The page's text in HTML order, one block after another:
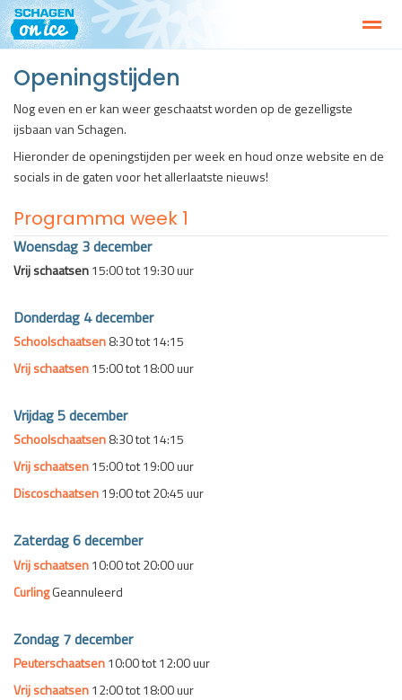
Welkom bij Schagen on Ice!
Openingstijden
Nog even en er kan weer geschaatst worden op de gezelligste
ijsbaan van Schagen.
Hieronder de openingstijden per week en houd onze website en de
socials in de gaten voor het allerlaatste nieuws!
Programma week 1
Woensdag 3 december
Vrij schaatsen15:00 tot 19:30 uur
Donderdag 4 december
Schoolschaatsen8:30 tot 14:15
Vrij schaatsen15:00 tot 18:00 uur
Vrijdag 5 december
Schoolschaatsen8:30 tot 14:15
Vrij schaatsen15:00 tot 19:00 uur
Discoschaatsen19:00 tot 20:45 uur
Zaterdag 6 december
Vrij schaatsen10:00 tot 20:00 uur
CurlingGeannuleerd
Zondag 7 december
Peuterschaatsen10:00 tot 12:00 uur
Vrij schaatsen12:00 tot 18:00 uur